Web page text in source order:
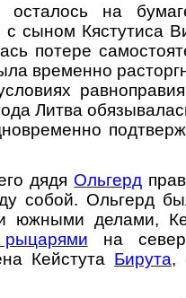
на
с сыном Кястутиса
потере
временно
Литва
дядя Ольгерд
собой. Ольгерд
южными делами,
рыцарями на
Кейстута Бирута,